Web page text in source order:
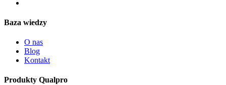
Baza wiedzy
O nas
Blog
Kontakt
Produkty Qualpro